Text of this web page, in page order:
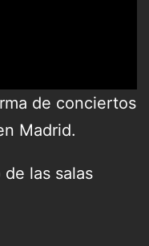
de conciertos
Madrid.
las salas